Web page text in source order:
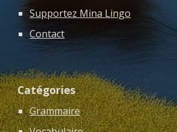
Supportez Mina Lingo
Contact
Catégories
Grammaire